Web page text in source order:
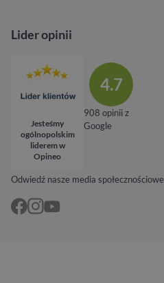
Odwiedź nasze media społecznościowe
Lider opinii
Jesteśmy
ogólnopolskim
liderem w
Opineo
4.7
908 opinii z
Google